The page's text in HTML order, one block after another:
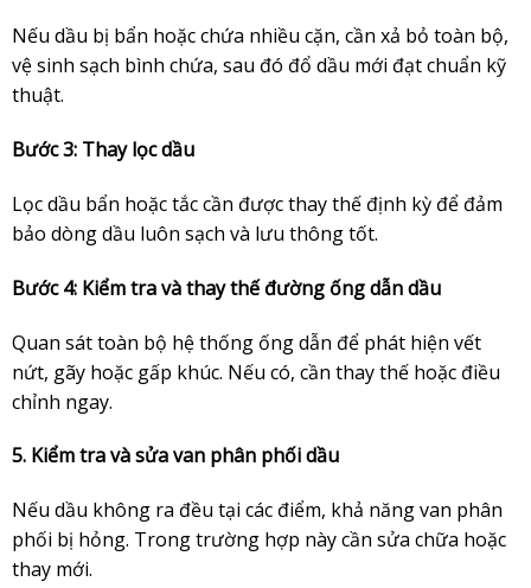
Nếu dầu bị bẩn hoặc chứa nhiều cặn, cần xả bỏ toàn bộ,
vệ sinh sạch bình chứa, sau đó đổ dầu mới đạt chuẩn kỹ
thuật.
Bước 3: Thay lọc dầu
Lọc dầu bẩn hoặc tắc cần được thay thế định kỳ để đảm
bảo dòng dầu luôn sạch và lưu thông tốt.
Bước 4: Kiểm tra và thay thế đường ống dẫn dầu
Quan sát toàn bộ hệ thống ống dẫn để phát hiện vết
nứt, gãy hoặc gấp khúc. Nếu có, cần thay thế hoặc điều
chỉnh ngay.
5. Kiểm tra và sửa van phân phối dầu
Nếu dầu không ra đều tại các điểm, khả năng van phân
phối bị hỏng. Trong trường hợp này cần sửa chữa hoặc
thay mới.